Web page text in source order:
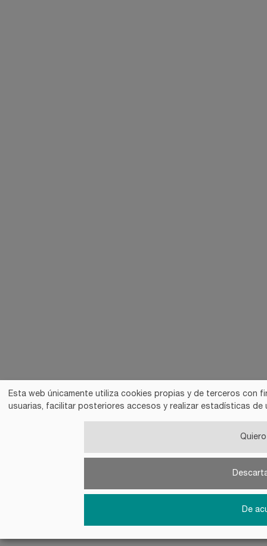
Esta web únicamente utiliza cookies propias y de terceros con
usuarias, facilitar posteriores accesos y realizar estadísticas
De